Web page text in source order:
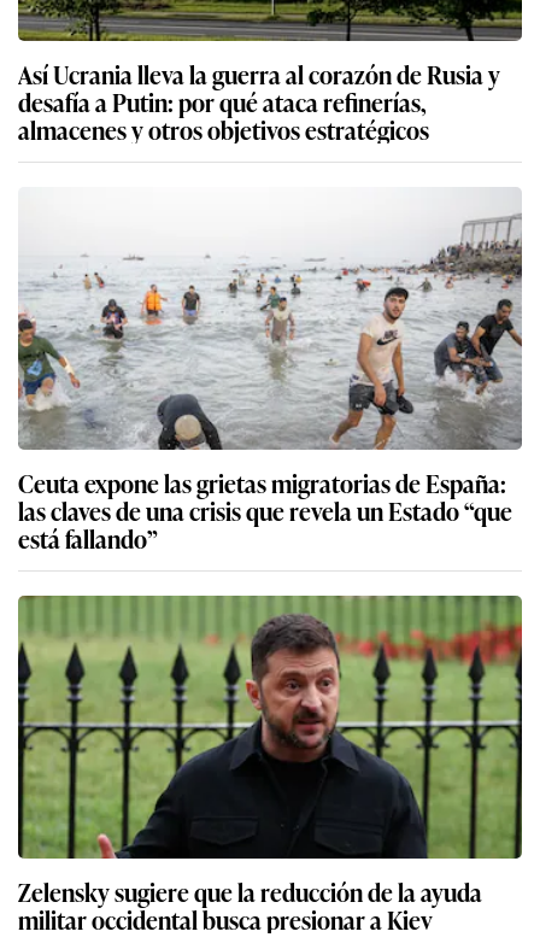
Así Ucrania lleva la guerra al corazón de Rusia y
desafía a Putin: por qué ataca refinerías,
almacenes y otros objetivos estratégicos
Ceuta expone las grietas migratorias de España:
las claves de una crisis que revela un Estado “que
está fallando”
Zelensky sugiere que la reducción de la ayuda
militar occidental busca presionar a Kiev